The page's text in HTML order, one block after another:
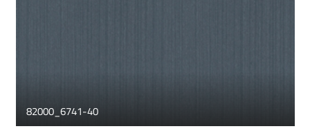
82000_6741-40